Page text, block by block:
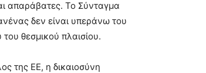
απαράβατες. Το Σύνταγμα
δεν είναι υπεράνω του
θεσμικού πλαισίου.
της ΕΕ, η δικαιοσύνη